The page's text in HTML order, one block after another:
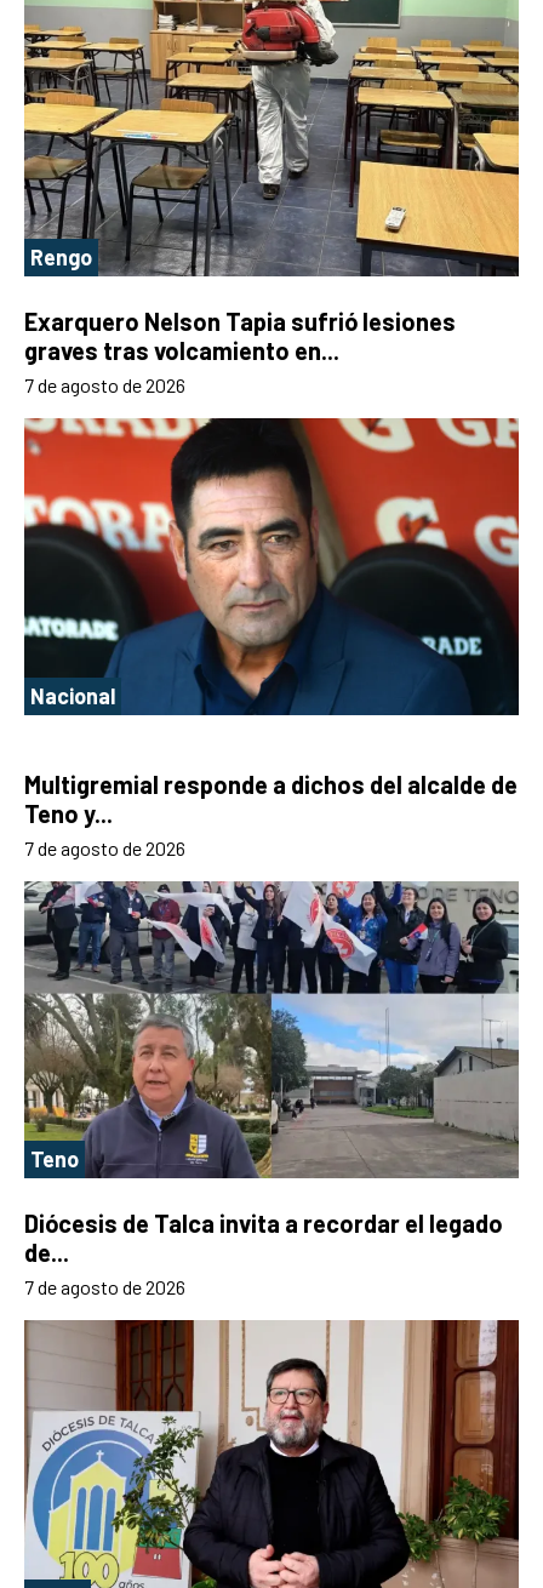
Rengo
Exarquero Nelson Tapia sufrió lesiones
graves tras volcamiento en...
7 de agosto de 2026
Nacional
Multigremial responde a dichos del alcalde de
Teno y...
7 de agosto de 2026
Teno
Diócesis de Talca invita a recordar el legado
de...
7 de agosto de 2026